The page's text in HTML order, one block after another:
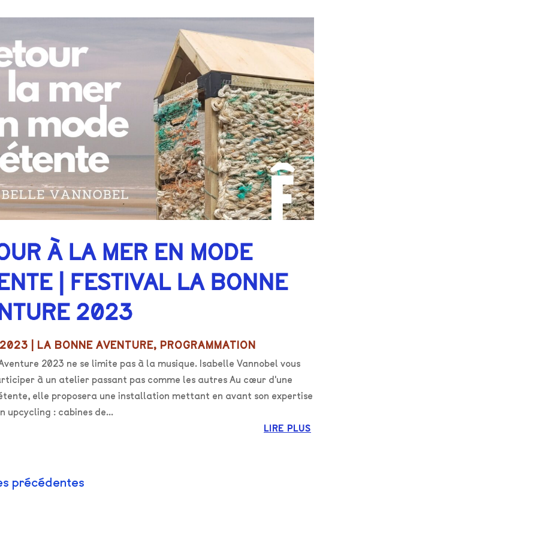
À LA MER EN MODE
| FESTIVAL LA BONNE
2023
LA BONNE AVENTURE, PROGRAMMATION
2023 ne se limite pas à la musique. Isabelle Vannobel vous
à un atelier passant pas comme les autres Au cœur d'une
elle proposera une installation mettant en avant son expertise
upcycling : cabines de...
LIRE PLUS
précédentes